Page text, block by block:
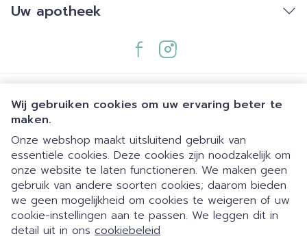
Wij gebruiken cookies om uw ervaring beter te
maken.
Onze webshop maakt uitsluitend gebruik van
essentiële cookies. Deze cookies zijn noodzakelijk om
onze website te laten functioneren. We maken geen
gebruik van andere soorten cookies; daarom bieden
we geen mogelijkheid om cookies te weigeren of uw
cookie-instellingen aan te passen. We leggen dit in
detail uit in ons cookiebeleid
Uw apotheek
Juridische links